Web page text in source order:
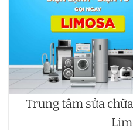
Trung tâm sửa